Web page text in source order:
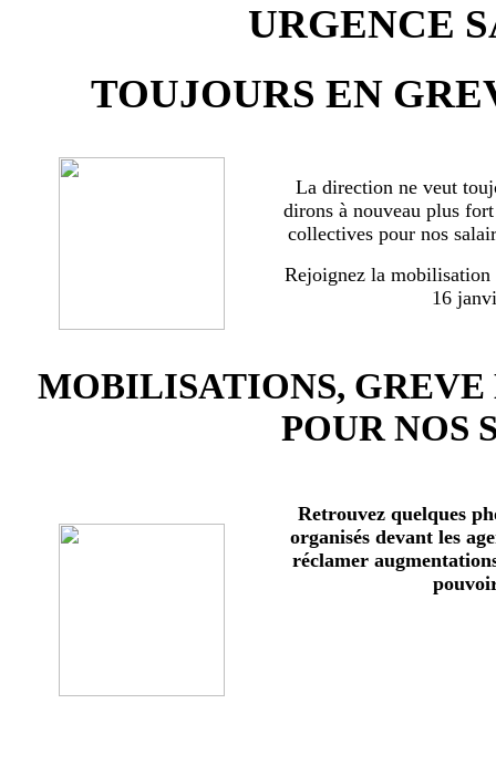
URGENCE
TOUJOURS EN
La direction ne veut
dirons à nouveau plus
collectives pour nos
Rejoignez la mobilisation
16
MOBILISATIONS,
POUR NOS
Retrouvez quelques
organisés devant les
réclamer